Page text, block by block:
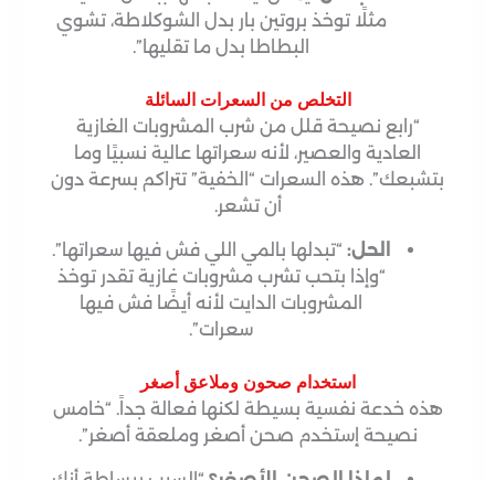
مثلًا توخذ بروتين بار بدل الشوكلاطة، تشوي
البطاطا بدل ما تقليها”.
التخلص من السعرات السائلة
“رابع نصيحة قلل من شرب المشروبات الغازية
العادية والعصير، لأنه سعراتها عالية نسبيًا وما
بتشبعك”. هذه السعرات “الخفية” تتراكم بسرعة دون
أن تشعر.
الحل: “تبدلها بالمي اللي فش فيها سعراتها”.
“وإذا بتحب تشرب مشروبات غازية تقدر توخذ
المشروبات الدايت لأنه أيضًا فش فيها
سعرات”.
استخدام صحون وملاعق أصغر
هذه خدعة نفسية بسيطة لكنها فعالة جداً. “خامس
نصيحة إستخدم صحن أصغر وملعقة أصغر”.